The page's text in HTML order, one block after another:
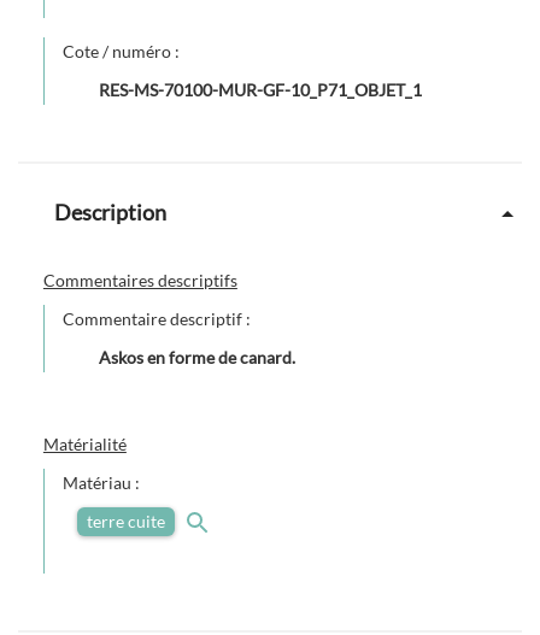
Cote / numéro :
RES-MS-70100-MUR-GF-10_P71_OBJET_1
Description
Commentaires descriptifs
Commentaire descriptif :
Askos en forme de canard.
Matérialité
Matériau :
terre cuite